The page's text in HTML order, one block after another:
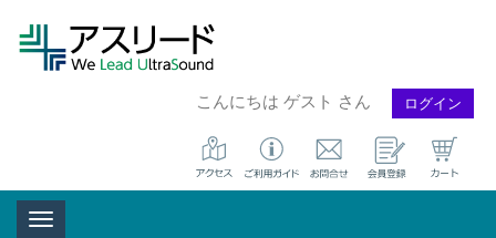
こんにちは ゲスト さん ログイン
Toggle navigation